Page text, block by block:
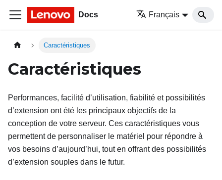
Docs Français
Caractéristiques
Caractéristiques
Performances, facilité d’utilisation, fiabilité et possibilités
d’extension ont été les principaux objectifs de la
conception de votre serveur. Ces caractéristiques vous
permettent de personnaliser le matériel pour répondre à
vos besoins d’aujourd’hui, tout en offrant des possibilités
d’extension souples dans le futur.